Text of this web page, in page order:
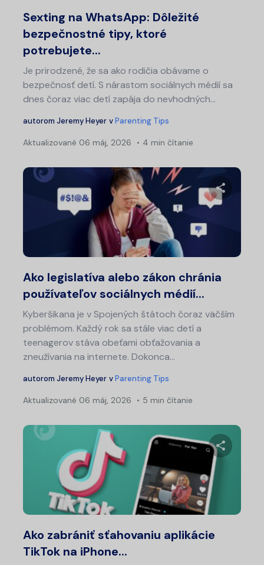
Sexting na WhatsApp: Dôležité
bezpečnostné tipy, ktoré
potrebujete...
Je prirodzené, že sa ako rodičia obávame o
bezpečnosť detí. S nárastom sociálnych médií sa
dnes čoraz viac detí zapája do nevhodných...
autorom Jeremy Heyer vParenting Tips
Aktualizované 06 máj, 2026 4 min čítanie
Ako legislatíva alebo zákon chránia
používateľov sociálnych médií...
Kyberšikana je v Spojených štátoch čoraz väčším
problémom. Každý rok sa stále viac detí a
teenagerov stáva obeťami obťažovania a
zneužívania na internete. Dokonca...
autorom Jeremy Heyer vParenting Tips
Aktualizované 06 máj, 2026 5 min čítanie
Ako zabrániť sťahovaniu aplikácie
TikTok na iPhone...